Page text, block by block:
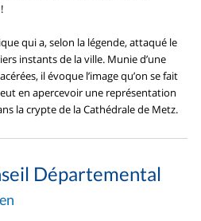
qui a, selon la légende, attaqué le
instants de la ville. Munie d’une
il évoque l’image qu’on se fait
en apercevoir une représentation
la crypte de la Cathédrale de Metz.
Départemental